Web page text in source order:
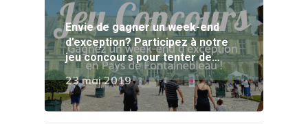
Envie de gagner un week-end
d’exception? Participez à notre
jeu concours pour tenter de…
23 mai 2019